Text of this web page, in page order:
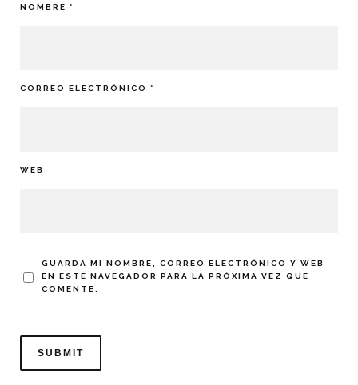
NOMBRE *
CORREO ELECTRÓNICO *
WEB
GUARDA MI NOMBRE, CORREO ELECTRÓNICO Y WEB
EN ESTE NAVEGADOR PARA LA PRÓXIMA VEZ QUE
COMENTE.